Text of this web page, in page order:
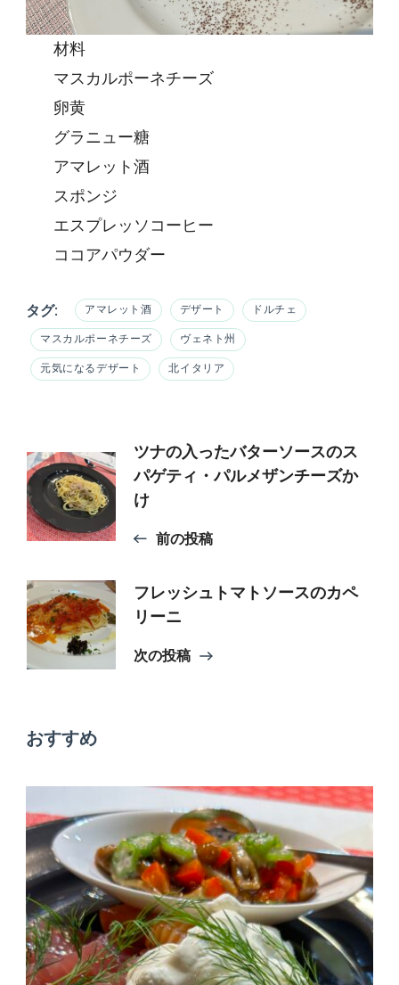
材料
マスカルポーネチーズ
卵黄
グラニュー糖
アマレット酒
スポンジ
エスプレッソコーヒー
ココアパウダー
タグ: アマレット酒 デザート ドルチェ
マスカルポーネチーズ ヴェネト州
元気になるデザート 北イタリア
投
稿
ナ
ビ
ゲ
ー
シ
ョ
ン
ツナの入ったバターソースのス
パゲティ・パルメザンチーズか
け
前の投稿
フレッシュトマトソースのカペ
リーニ
次の投稿
おすすめ